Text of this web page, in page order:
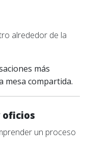
alrededor de la
más
mesa compartida.
un proceso